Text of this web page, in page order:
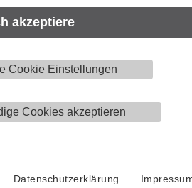
akzeptiere
Cookie Einstellungen
Cookies akzeptieren
Datenschutzerklärung
HELM013262
Menge
Stück